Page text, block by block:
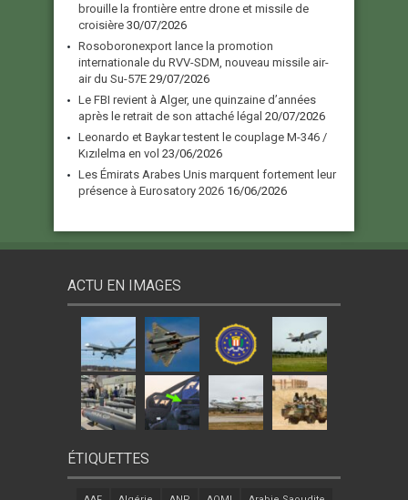
brouille la frontière entre drone et missile de
croisière 30/07/2026
Rosoboronexport lance la promotion
internationale du RVV-SDM, nouveau missile air-
air du Su-57E 29/07/2026
Le FBI revient à Alger, une quinzaine d’années
après le retrait de son attaché légal 20/07/2026
Leonardo et Baykar testent le couplage M-346 /
Kızılelma en vol 23/06/2026
Les Émirats Arabes Unis marquent fortement leur
présence à Eurosatory 2026 16/06/2026
ACTU EN IMAGES
ÉTIQUETTES